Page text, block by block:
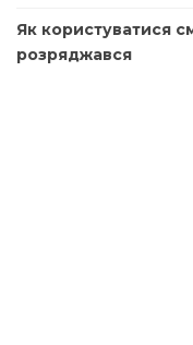
Як користуватися
розряджався